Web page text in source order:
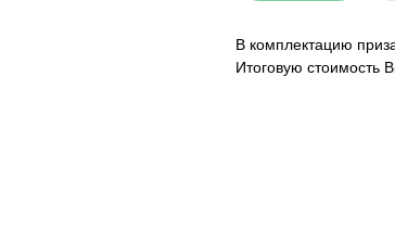
В комплектацию
Итоговую стоимость